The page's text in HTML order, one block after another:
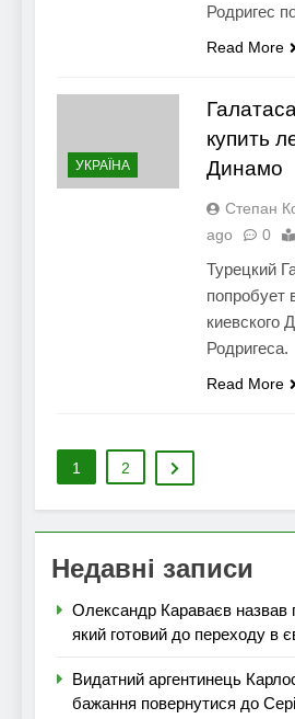
Родригес
Read More
УКРАЇНА
купить
Динамо
Степан
ago
0
Турецкий
попробует
киевского
Родригеса.
Read More
1 2
Недавні записи
Олександр Караваєв назвав
який готовий до переходу в
Видатний аргентинець
бажання повернутися до